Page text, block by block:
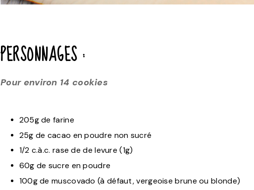
PERSONNAGES :
Pour environ 14 cookies
205g de farine
25g de cacao en poudre non sucré
1/2 c.à.c. rase de de levure (1g)
60g de sucre en poudre
100g de muscovado (à défaut, vergeoise brune ou blonde)